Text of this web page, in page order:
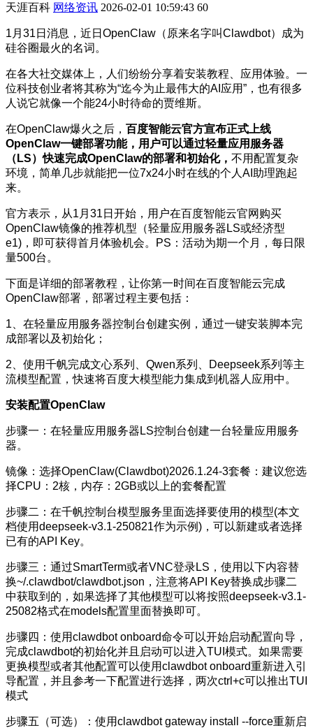
天涯百科 网络资讯 2026-02-01 10:59:43 60
1月31日消息，近日OpenClaw（原来名字叫Clawdbot）成为
硅谷圈最火的名词。
在各大社交媒体上，人们纷纷分享着安装教程、应用体验。一
位科技创业者将其称为“迄今为止最伟大的AI应用”，也有很多
人说它就像一个能24小时待命的贾维斯。
在OpenClaw爆火之后， 百度智能云官方宣布正式上线
OpenClaw一键部署功能，用户可以通过轻量应用服务器
（LS）快速完成OpenClaw的部署和初始化， 不用配置复杂
环境，简单几步就能把一位7x24小时在线的个人AI助理跑起
来。
官方表示，从1月31日开始，用户在百度智能云官网购买
OpenClaw镜像的推荐机型（轻量应用服务器LS或经济型
e1)，即可获得首月体验机会。PS：活动为期一个月，每日限
量500台。
下面是详细的部署教程，让你第一时间在百度智能云完成
OpenClaw部署，部署过程主要包括：
1、在轻量应用服务器控制台创建实例，通过一键安装脚本完
成部署以及初始化；
2、使用千帆完成文心系列、Qwen系列、Deepseek系列等主
流模型配置，快速将百度大模型能力集成到机器人应用中。
安装配置OpenClaw
步骤一：在轻量应用服务器LS控制台创建一台轻量应用服务
器。
镜像：选择OpenClaw(Clawdbot)2026.1.24-3套餐：建议您选
择CPU：2核，内存：2GB或以上的套餐配置
步骤二：在千帆控制台模型服务里面选择要使用的模型(本文
档使用deepseek-v3.1-250821作为示例)，可以新建或者选择
已有的API Key。
步骤三：通过SmartTerm或者VNC登录LS，使用以下内容替
换~/.clawdbot/clawdbot.json，注意将API Key替换成步骤二
中获取到的，如果选择了其他模型可以将按照deepseek-v3.1-
25082格式在models配置里面替换即可。
步骤四：使用clawdbot onboard命令可以开始启动配置向导，
完成clawdbot的初始化并且启动可以进入TUI模式。如果需要
更换模型或者其他配置可以使用clawdbot onboard重新进入引
导配置，并且参考一下配置进行选择，两次ctrl+c可以推出TUI
模式
步骤五（可选）：使用clawdbot gateway install --force重新启